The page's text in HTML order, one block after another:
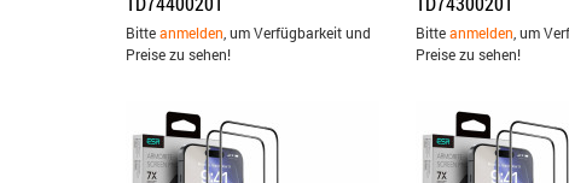
Bitteanmelden , um Verfügbarkeit und
Preise zu sehen!
Bitteanmelden , um
Preise zu sehen!